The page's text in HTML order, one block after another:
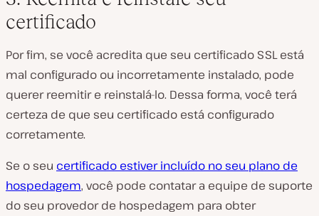
certificado
Por fim, se você acredita que seu certificado SSL está
mal configurado ou incorretamente instalado, pode
querer reemitir e reinstalá-lo. Dessa forma, você terá
certeza de que seu certificado está configurado
corretamente.
Se o seu certificado estiver incluído no seu plano de
hospedagem, você pode contatar a equipe de suporte
do seu provedor de hospedagem para obter